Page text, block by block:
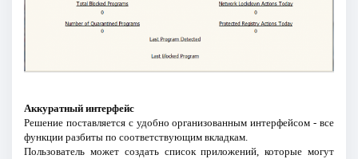
Аккуратный интерфейс
Решение поставляется с удобно организованным интерфейсом - все
функции разбиты по соответствующим вкладкам.
Пользователь может создать список приложений, которые могут